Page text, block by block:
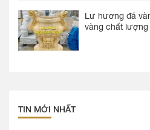
Lư hương đá
vàng chất
TIN MỚI NHẤT